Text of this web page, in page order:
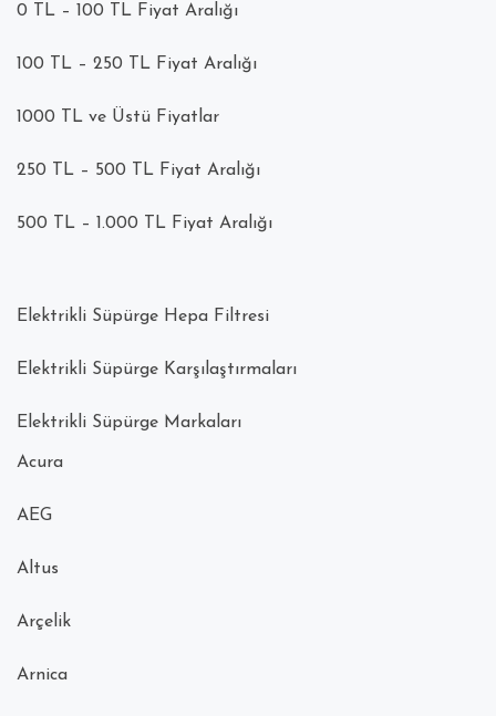
0 TL – 100 TL Fiyat Aralığı
100 TL – 250 TL Fiyat Aralığı
1000 TL ve Üstü Fiyatlar
250 TL – 500 TL Fiyat Aralığı
500 TL – 1.000 TL Fiyat Aralığı
Elektrikli Süpürge Hepa Filtresi
Elektrikli Süpürge Karşılaştırmaları
Elektrikli Süpürge Markaları
Acura
AEG
Altus
Arçelik
Arnica